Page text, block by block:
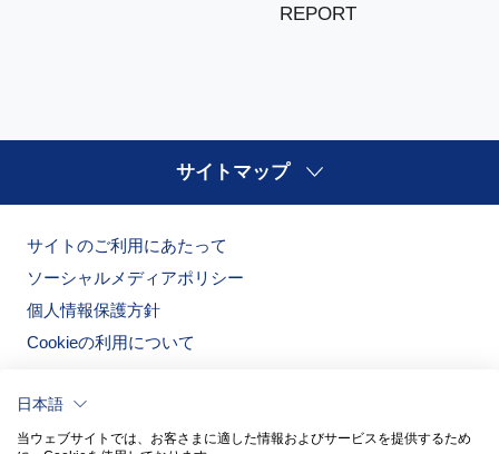
REPORT
サイトマップ
サイトのご利用にあたって
ソーシャルメディアポリシー
個人情報保護方針
Cookieの利用について
日本語
当ウェブサイトでは、お客さまに適した情報およびサービスを提供するため